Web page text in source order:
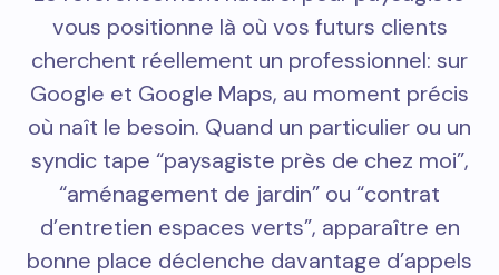
vous positionne là où vos futurs clients
cherchent réellement un professionnel: sur
Google et Google Maps, au moment précis
où naît le besoin. Quand un particulier ou un
syndic tape “paysagiste près de chez moi”,
“aménagement de jardin” ou “contrat
d’entretien espaces verts”, apparaître en
bonne place déclenche davantage d’appels